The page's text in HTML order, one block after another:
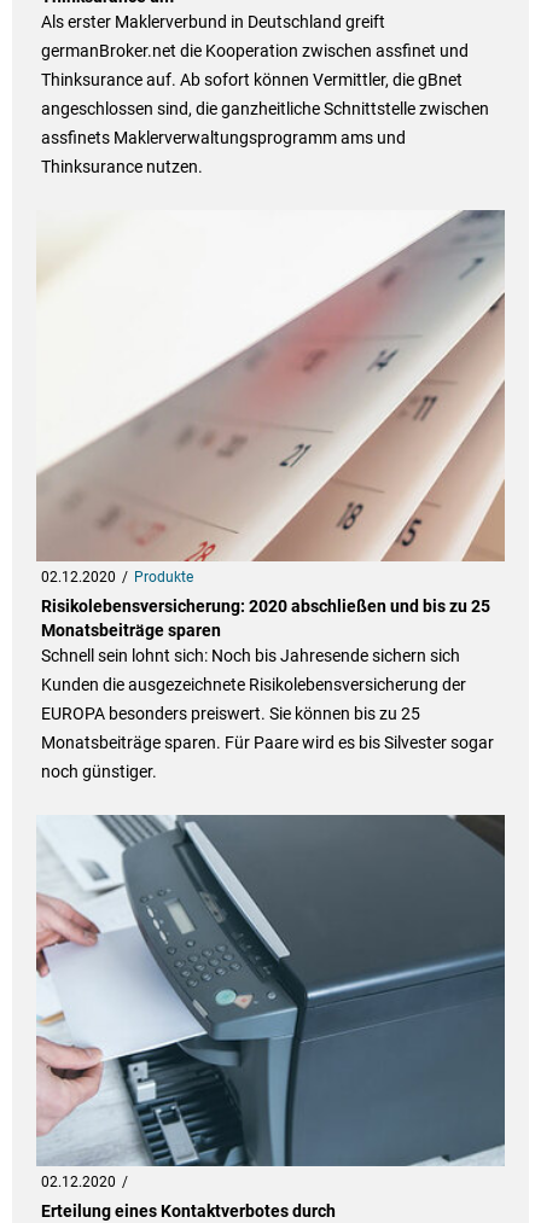
Als erster Maklerverbund in Deutschland greift
germanBroker.net die Kooperation zwischen assfinet und
Thinksurance auf. Ab sofort können Vermittler, die gBnet
angeschlossen sind, die ganzheitliche Schnittstelle zwischen
assfinets Maklerverwaltungsprogramm ams und
Thinksurance nutzen.
02.12.2020 Produkte
Risikolebensversicherung: 2020 abschließen und bis zu 25
Monatsbeiträge sparen
Schnell sein lohnt sich: Noch bis Jahresende sichern sich
Kunden die ausgezeichnete Risikolebensversicherung der
EUROPA besonders preiswert. Sie können bis zu 25
Monatsbeiträge sparen. Für Paare wird es bis Silvester sogar
noch günstiger.
02.12.2020
Erteilung eines Kontaktverbotes durch